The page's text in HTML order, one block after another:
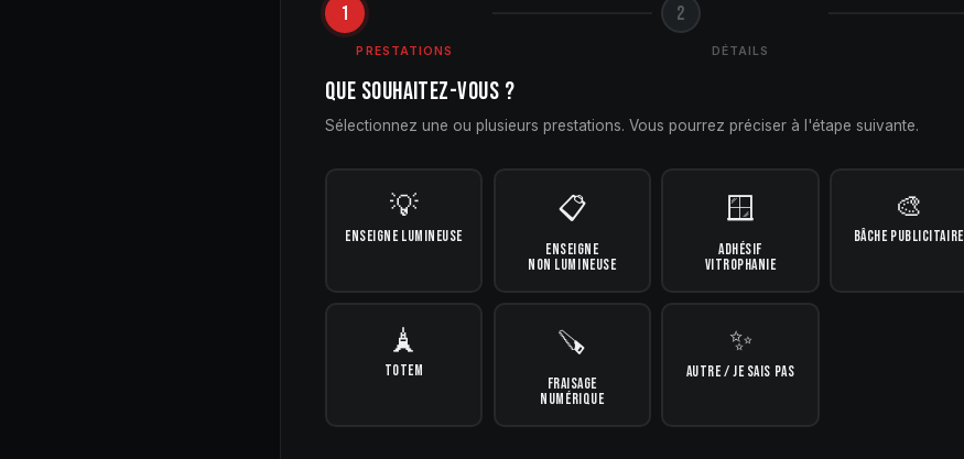
1
PRESTATIONS
2
DÉTAILS
QUE SOUHAITEZ-VOUS ?
Sélectionnez une ou plusieurs prestations. Vous pourrez préciser à l'étape suivante.
💡
ENSEIGNE LUMINEUSE
📋
ENSEIGNE
NON LUMINEUSE
🪟
ADHÉSIF
VITROPHANIE
🎨
BÂCHE PUBLICITAIRE
🗼
TOTEM
🪚
FRAISAGE
NUMÉRIQUE
✨
AUTRE / JE SAIS PAS